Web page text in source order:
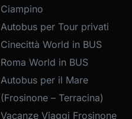
Ciampino
Autobus per Tour privati
Cinecittà World in BUS
Roma World in BUS
Autobus per il Mare
(Frosinone – Terracina)
Vacanze Viaggi Frosinone